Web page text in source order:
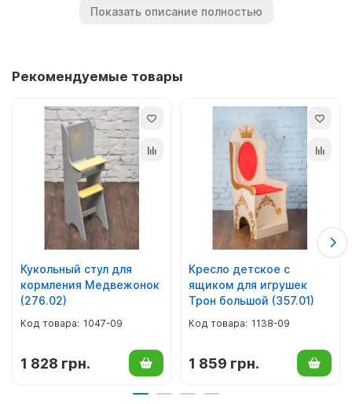
Показать описание полностью
Рекомендуемые товары
Кукольный стул для
кормления Медвежонок
(276.02)
1047-09
1 828 грн.
Кресло детское с
ящиком для игрушек
Трон большой (357.01)
1138-09
1 859 грн.